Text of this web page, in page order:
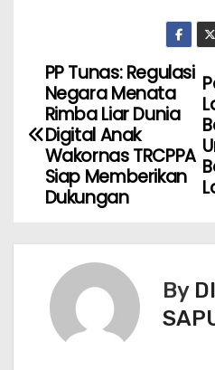
PP Tunas: Regulasi
Negara Menata
Rimba Liar Dunia
Digital Anak
Wakornas TRCPPA
Siap Memberikan
Dukungan
By